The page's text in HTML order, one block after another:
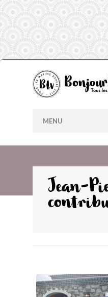
MENU
ARCHIVES
Jean-